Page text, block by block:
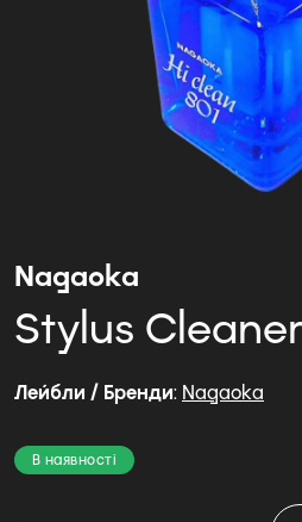
Nagaoka
Stylus
Лейбли / Бренди: Nagaoka
В наявності